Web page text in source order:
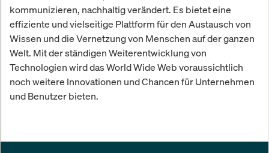
kommunizieren, nachhaltig verändert. Es bietet eine
effiziente und vielseitige Plattform für den Austausch von
Wissen und die Vernetzung von Menschen auf der ganzen
Welt. Mit der ständigen Weiterentwicklung von
Technologien wird das World Wide Web voraussichtlich
noch weitere Innovationen und Chancen für Unternehmen
und Benutzer bieten.